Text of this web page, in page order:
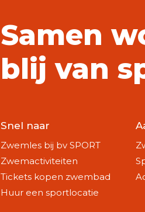
Samen
blij van
Snel naar
Zwemles bij bv SPORT
Zwemactiviteiten
Tickets kopen zwembad
Huur een sportlocatie